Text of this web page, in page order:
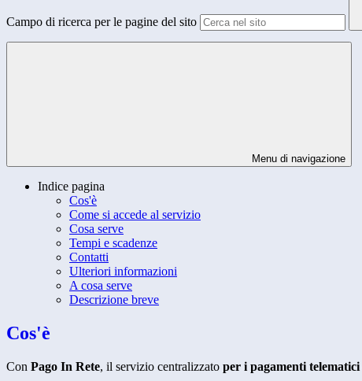
Campo di ricerca per le pagine del sito
Menu di navigazione
Indice pagina
Cos'è
Come si accede al servizio
Cosa serve
Tempi e scadenze
Contatti
Ulteriori informazioni
A cosa serve
Descrizione breve
Cos'è
Con Pago In Rete, il servizio centralizzato per i pagamenti telematici